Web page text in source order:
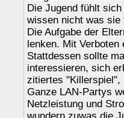
Die Jugend fühlt
wissen nicht was sie
Die Aufgabe der
lenken. Mit
Stattdessen sollte
interessieren, sich
zitiertes "Killerspiel",
Ganze LAN-Partys
Netzleistung und